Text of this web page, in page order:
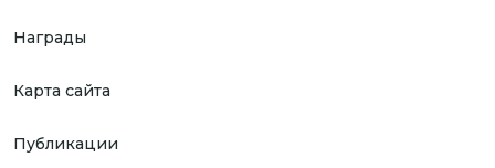
Награды
Карта сайта
Публикации